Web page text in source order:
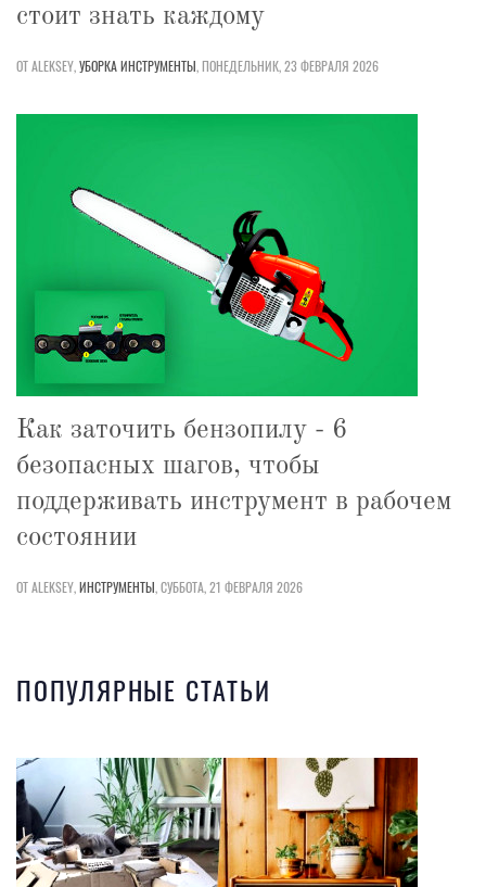
стоит знать каждому
ОТ ALEKSEY,УБОРКАИНСТРУМЕНТЫ,ПОНЕДЕЛЬНИК, 23 ФЕВРАЛЯ 2026
Как заточить бензопилу - 6
безопасных шагов, чтобы
поддерживать инструмент в рабочем
состоянии
ОТ ALEKSEY,ИНСТРУМЕНТЫ,СУББОТА, 21 ФЕВРАЛЯ 2026
ПОПУЛЯРНЫЕ СТАТЬИ